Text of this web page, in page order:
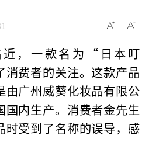
近，一款名为“日本叮
费者的关注。这款产品
由广州威葵化妆品有限公
国内生产。消费者金先生
时受到了名称的误导，感